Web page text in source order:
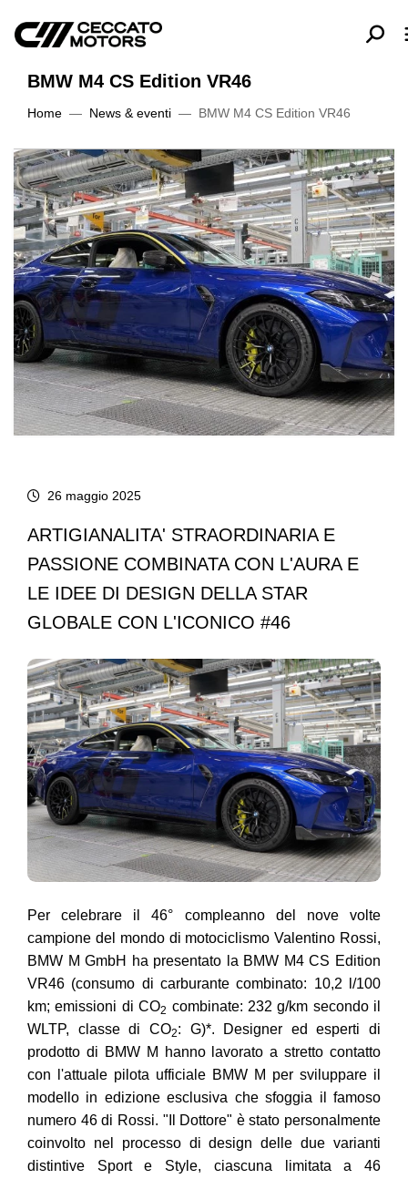
BMW M4 CS Edition VR46
Home News & eventi BMW M4 CS Edition VR46
26 maggio 2025
ARTIGIANALITA' STRAORDINARIA E
PASSIONE COMBINATA CON L'AURA E
LE IDEE DI DESIGN DELLA STAR
GLOBALE CON L'ICONICO #46
Per celebrare il 46° compleanno del nove volte
campione del mondo di motociclismo Valentino Rossi,
BMW M GmbH ha presentato la BMW M4 CS Edition
VR46 (consumo di carburante combinato: 10,2 l/100
km; emissioni di CO2 combinate: 232 g/km secondo il
WLTP, classe di CO2: G)*. Designer ed esperti di
prodotto di BMW M hanno lavorato a stretto contatto
con l'attuale pilota ufficiale BMW M per sviluppare il
modello in edizione esclusiva che sfoggia il famoso
numero 46 di Rossi. "Il Dottore" è stato personalmente
coinvolto nel processo di design delle due varianti
distintive Sport e Style, ciascuna limitata a 46